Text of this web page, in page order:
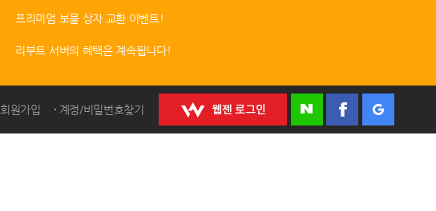
프리미엄 보물 상자 교환 이벤트!
리부트 서버의 혜택은 계속됩니다!
회원가입 계정/비밀번호찾기